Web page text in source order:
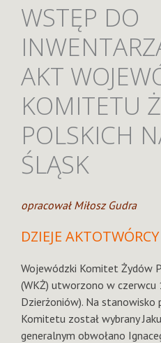
WSTĘP DO
AKT
KOMITETU
POLSKICH
ŚLĄSK
opracował Miłosz Gudra
DZIEJE AKTOTWÓRCY
Wojewódzki Komitet Żydów
(WKŻ) utworzono w czerwcu
Dzierżoniów). Na stanowisko
Komitetu został wybrany
generalnym obwołano